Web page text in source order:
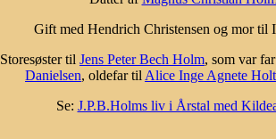
Gift med Hendrich Christensen og mor til
Storesøster til Jens Peter Bech Holm, som var
Danielsen, oldefar til Alice Inge Agnete
Se: J.P.B.Holms liv i Årstal med